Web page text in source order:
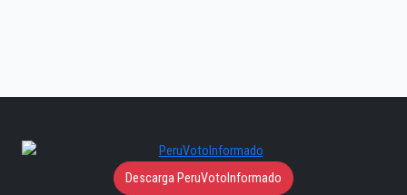
Descarga PeruVotoInformado